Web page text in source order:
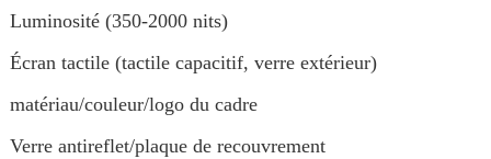
Luminosité (350-2000 nits)
Écran tactile (tactile capacitif, verre extérieur)
matériau/couleur/logo du cadre
Verre antireflet/plaque de recouvrement